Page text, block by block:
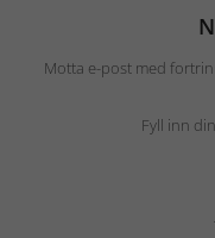
Motta e-post med
Fyll inn